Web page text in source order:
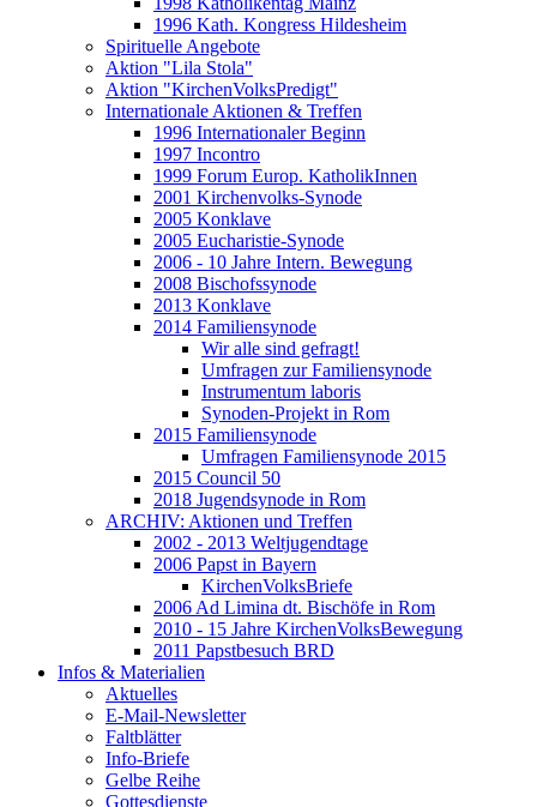
1996 Kath. Kongress Hildesheim
Spirituelle Angebote
Aktion "Lila Stola"
Aktion "KirchenVolksPredigt"
Internationale Aktionen & Treffen
1996 Internationaler Beginn
1997 Incontro
1999 Forum Europ. KatholikInnen
2001 Kirchenvolks-Synode
2005 Konklave
2005 Eucharistie-Synode
2006 - 10 Jahre Intern. Bewegung
2008 Bischofssynode
2013 Konklave
2014 Familiensynode
Wir alle sind gefragt!
Umfragen zur Familiensynode
Instrumentum laboris
Synoden-Projekt in Rom
2015 Familiensynode
Umfragen Familiensynode 2015
2015 Council 50
2018 Jugendsynode in Rom
ARCHIV: Aktionen und Treffen
2002 - 2013 Weltjugendtage
2006 Papst in Bayern
KirchenVolksBriefe
2006 Ad Limina dt. Bischöfe in Rom
2010 - 15 Jahre KirchenVolksBewegung
2011 Papstbesuch BRD
Infos & Materialien
Aktuelles
E-Mail-Newsletter
Faltblätter
Info-Briefe
Gelbe Reihe
Gottesdienste